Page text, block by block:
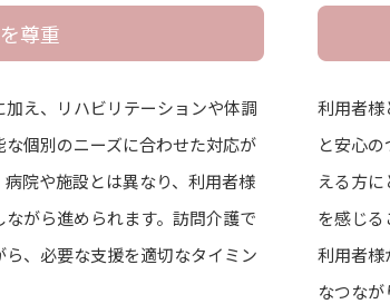
尊重
え、リハビリテーションや体調
個別のニーズに合わせた対応が
院や施設とは異なり、利用者様
がら進められます。訪問介護で
、必要な支援を適切なタイミン
利用者様
と安心
える方
を感じる
利用者様
なつなが